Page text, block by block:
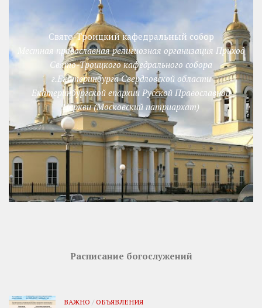
Свято-Троицкий кафедральный собор
Местная православная религиозная организация Приход
Свято-Троицкого кафедрального собора
г.Екатеринбурга Свердловской области
Екатеринбургской епархии Русской Православной
Церкви (Московский патриархат)
Расписание богослужений
ВАЖНО / ОБЪЯВЛЕНИЯ